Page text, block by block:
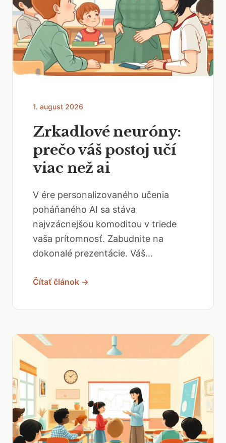
1. august 2026
Zrkadlové neuróny:
prečo váš postoj učí
viac než ai
V ére personalizovaného učenia
poháňaného AI sa stáva
najvzácnejšou komoditou v triede
vaša prítomnosť. Zabudnite na
dokonalé prezentácie. Váš...
Čítať článok →